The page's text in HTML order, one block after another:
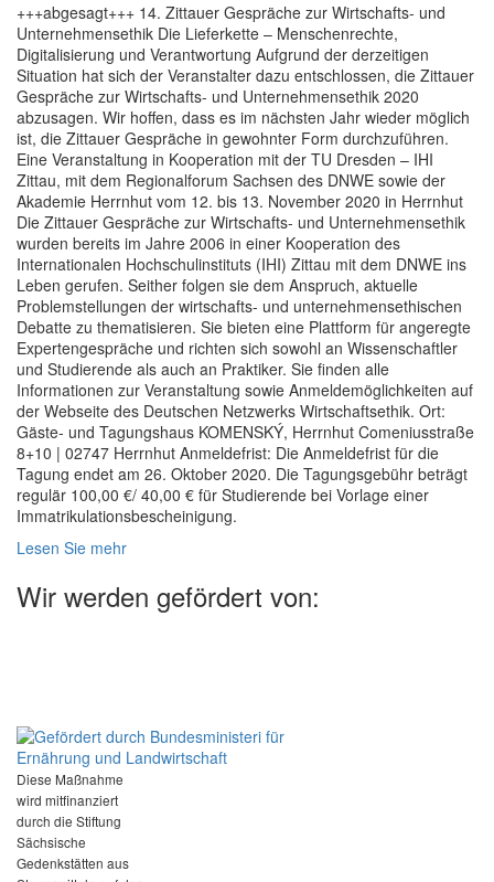
+++abgesagt+++ 14. Zittauer Gespräche zur Wirtschafts- und
Unternehmensethik Die Lieferkette – Menschenrechte,
Digitalisierung und Verantwortung Aufgrund der derzeitigen
Situation hat sich der Veranstalter dazu entschlossen, die Zittauer
Gespräche zur Wirtschafts- und Unternehmensethik 2020
abzusagen. Wir hoffen, dass es im nächsten Jahr wieder möglich
ist, die Zittauer Gespräche in gewohnter Form durchzuführen.
Eine Veranstaltung in Kooperation mit der TU Dresden – IHI
Zittau, mit dem Regionalforum Sachsen des DNWE sowie der
Akademie Herrnhut vom 12. bis 13. November 2020 in Herrnhut
Die Zittauer Gespräche zur Wirtschafts- und Unternehmensethik
wurden bereits im Jahre 2006 in einer Kooperation des
Internationalen Hochschulinstituts (IHI) Zittau mit dem DNWE ins
Leben gerufen. Seither folgen sie dem Anspruch, aktuelle
Problemstellungen der wirtschafts- und unternehmensethischen
Debatte zu thematisieren. Sie bieten eine Plattform für angeregte
Expertengespräche und richten sich sowohl an Wissenschaftler
und Studierende als auch an Praktiker. Sie finden alle
Informationen zur Veranstaltung sowie Anmeldemöglichkeiten auf
der Webseite des Deutschen Netzwerks Wirtschaftsethik. Ort:
Gäste- und Tagungshaus KOMENSKÝ, Herrnhut Comeniusstraße
8+10 | 02747 Herrnhut Anmeldefrist: Die Anmeldefrist für die
Tagung endet am 26. Oktober 2020. Die Tagungsgebühr beträgt
regulär 100,00 €/ 40,00 € für Studierende bei Vorlage einer
Immatrikulationsbescheinigung.
Lesen Sie mehr
Wir werden gefördert von:
Diese Maßnahme
wird mitfinanziert
durch die Stiftung
Sächsische
Gedenkstätten aus